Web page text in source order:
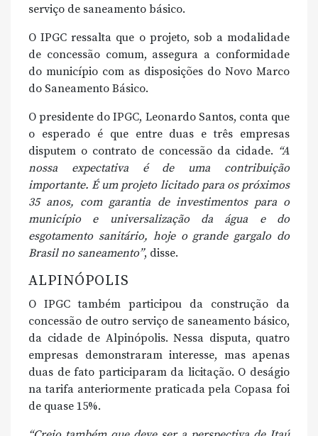
serviço de saneamento básico.
O IPGC ressalta que o projeto, sob a modalidade
de concessão comum, assegura a conformidade
do município com as disposições do Novo Marco
do Saneamento Básico.
O presidente do IPGC, Leonardo Santos, conta que
o esperado é que entre duas e três empresas
disputem o contrato de concessão da cidade. “A
nossa expectativa é de uma contribuição
importante. É um projeto licitado para os próximos
35 anos, com garantia de investimentos para o
município e universalização da água e do
esgotamento sanitário, hoje o grande gargalo do
Brasil no saneamento”, disse.
ALPINÓPOLIS
O IPGC também participou da construção da
concessão de outro serviço de saneamento básico,
da cidade de Alpinópolis. Nessa disputa, quatro
empresas demonstraram interesse, mas apenas
duas de fato participaram da licitação. O deságio
na tarifa anteriormente praticada pela Copasa foi
de quase 15%.